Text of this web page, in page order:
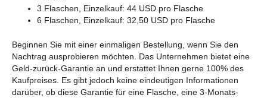
3 Flaschen, Einzelkauf: 44 USD pro Flasche
6 Flaschen, Einzelkauf: 32,50 USD pro Flasche
Beginnen Sie mit einer einmaligen Bestellung, wenn Sie den
Nachtrag ausprobieren möchten. Das Unternehmen bietet eine
Geld-zurück-Garantie an und erstattet Ihnen gerne 100% des
Kaufpreises. Es gibt jedoch keine eindeutigen Informationen
darüber, ob diese Garantie für eine Flasche, eine 3-Monats-